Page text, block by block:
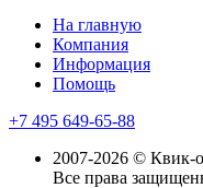
На главную
Компания
Информация
Помощь
+7 495 649-65-88
2007-2026 © Квик-
Все права